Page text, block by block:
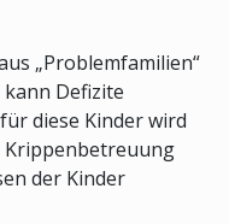
„Problemfamilien“
Defizite
diese Kinder wird
Krippenbetreuung
der Kinder